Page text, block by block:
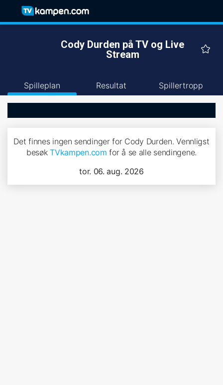
Cody Durden på TV og Live
Stream
Spilleplan Resultat Spillertropp
Det finnes ingen sendinger for Cody Durden. Vennligst
besøkTVkampen.com for å se alle sendingene.
tor. 06. aug. 2026